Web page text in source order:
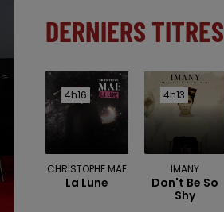
DERNIERS TITRES
4h16
4h16
CHRISTOPHE MAE
La Lune
4h13
4h13
IMANY
Don't Be So
Shy